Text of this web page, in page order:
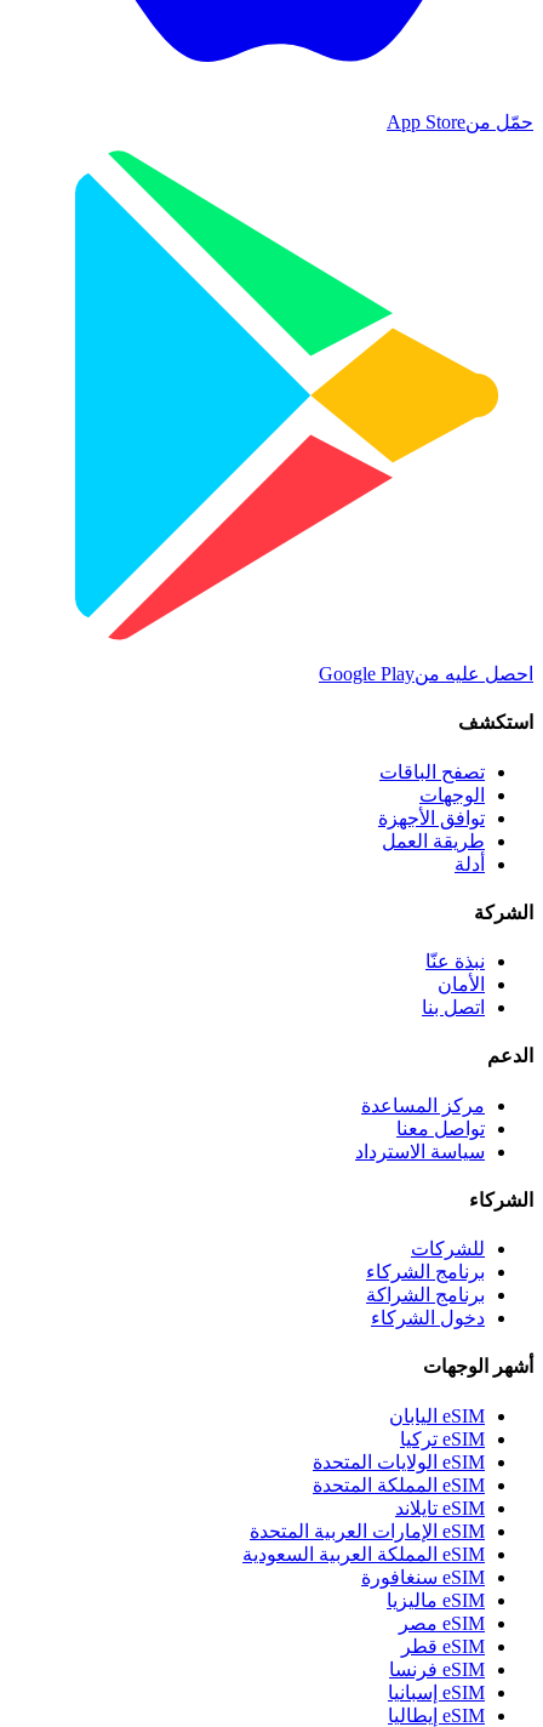
حمّل منApp Store
احصل عليه منGoogle Play
استكشف
تصفح الباقات
الوجهات
توافق الأجهزة
طريقة العمل
أدلة
الشركة
نبذة عنّا
الأمان
اتصل بنا
الدعم
مركز المساعدة
تواصل معنا
سياسة الاسترداد
الشركاء
للشركات
برنامج الشركاء
برنامج الشراكة
دخول الشركاء
أشهر الوجهات
eSIM اليابان
eSIM تركيا
eSIM الولايات المتحدة
eSIM المملكة المتحدة
eSIM تايلاند
eSIM الإمارات العربية المتحدة
eSIM المملكة العربية السعودية
eSIM سنغافورة
eSIM ماليزيا
eSIM مصر
eSIM قطر
eSIM فرنسا
eSIM إسبانيا
eSIM إيطاليا